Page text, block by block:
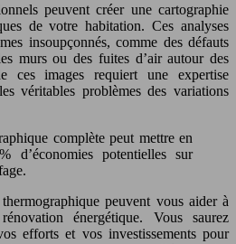
peuvent créer une cartographie
de votre habitation. Ces analyses
insoupçonnés, comme des défauts
murs ou des fuites d’air autour des
ces images requiert une expertise
véritables problèmes des variations
d’économies potentielles sur
peuvent vous aider à
énergétique. Vous saurez
efforts et vos investissements pour